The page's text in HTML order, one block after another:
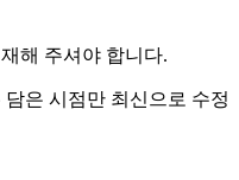
해 주셔야 합니다.
은 시점만 최신으로 수정